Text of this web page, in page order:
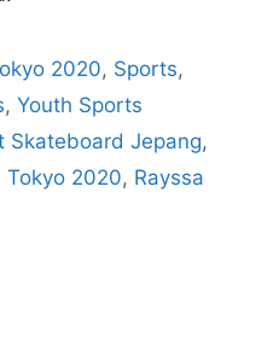
2020, Sports,
, Youth Sports
Skateboard Jepang,
Tokyo 2020, Rayssa